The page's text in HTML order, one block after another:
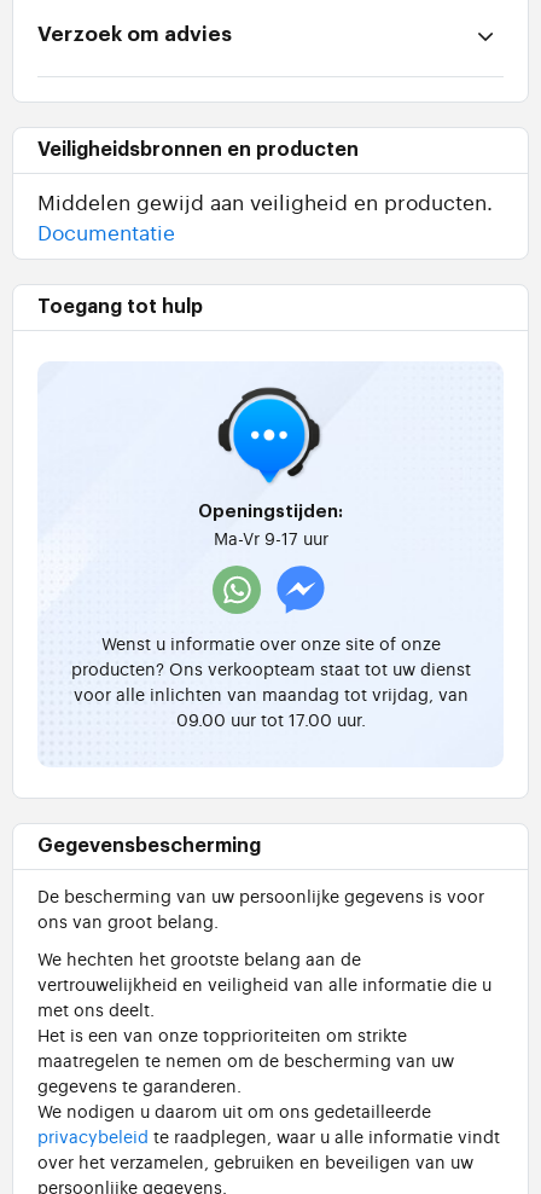
Verzoek om advies
Veiligheidsbronnen en producten
Middelen gewijd aan veiligheid en producten.
Documentatie
Toegang tot hulp
Openingstijden:
Ma-Vr 9-17 uur
Wenst u informatie over onze site of onze
producten? Ons verkoopteam staat tot uw dienst
voor alle inlichten van maandag tot vrijdag, van
09.00 uur tot 17.00 uur.
Gegevensbescherming
De bescherming van uw persoonlijke gegevens is voor
ons van groot belang.
We hechten het grootste belang aan de
vertrouwelijkheid en veiligheid van alle informatie die u
met ons deelt.
Het is een van onze topprioriteiten om strikte
maatregelen te nemen om de bescherming van uw
gegevens te garanderen.
We nodigen u daarom uit om ons gedetailleerde
privacybeleid te raadplegen, waar u alle informatie vindt
over het verzamelen, gebruiken en beveiligen van uw
persoonlijke gegevens.